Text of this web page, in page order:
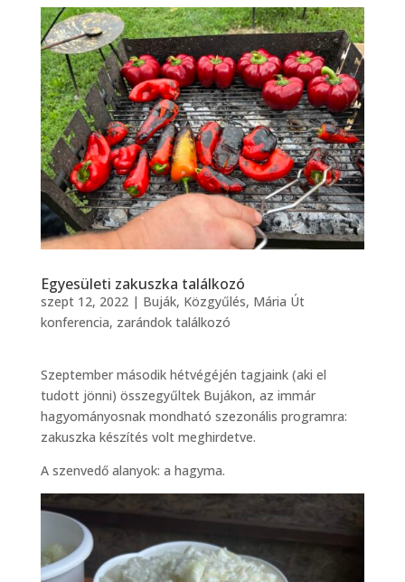
Egyesületi zakuszka találkozó
szept 12, 2022| Buják, Közgyűlés, Mária Út
konferencia, zarándok találkozó
Szeptember második hétvégéjén tagjaink (aki el
tudott jönni) összegyűltek Bujákon, az immár
hagyományosnak mondható szezonális programra:
zakuszka készítés volt meghirdetve.
A szenvedő alanyok: a hagyma.